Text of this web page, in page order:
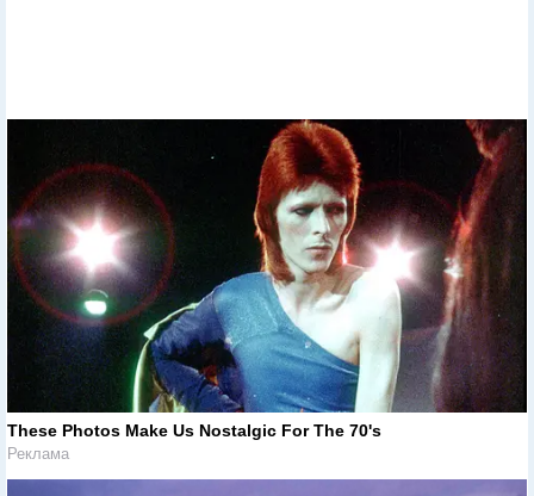
These Photos Make Us Nostalgic For The 70's
Реклама